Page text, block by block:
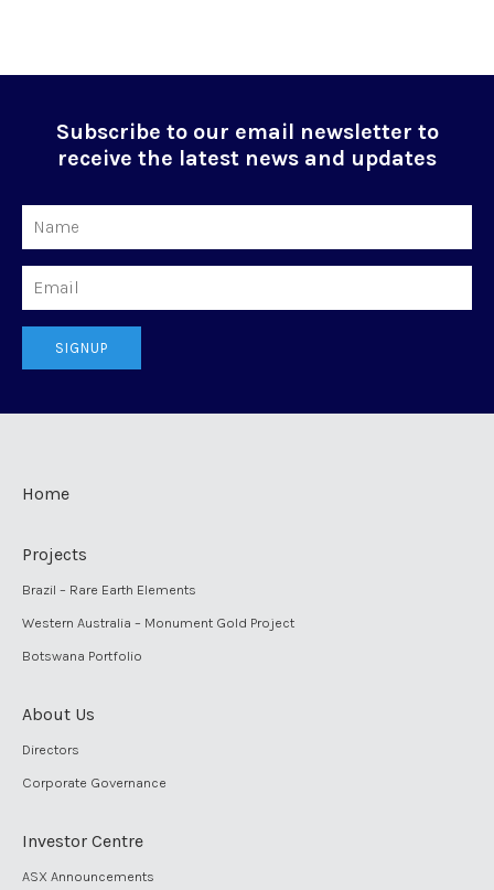
Subscribe to our email newsletter to
receive the latest news and updates
SIGNUP
Home
Projects
Brazil – Rare Earth Elements
Western Australia – Monument Gold Project
Botswana Portfolio
About Us
Directors
Corporate Governance
Investor Centre
ASX Announcements